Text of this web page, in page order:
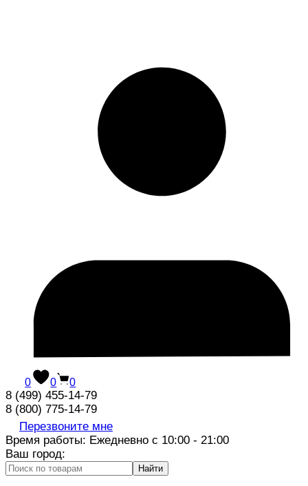
0 0 0
8 (499) 455-14-79
8 (800) 775-14-79
Перезвоните мне
Время работы: Ежедневно с 10:00 - 21:00
Ваш город:
Найти